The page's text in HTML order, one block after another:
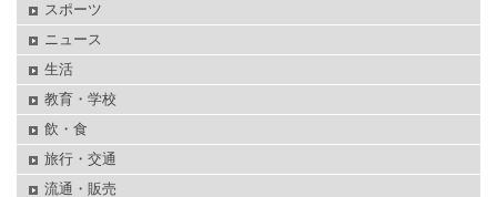
スポーツ
ニュース
生活
教育・学校
飲・食
旅行・交通
流通・販売